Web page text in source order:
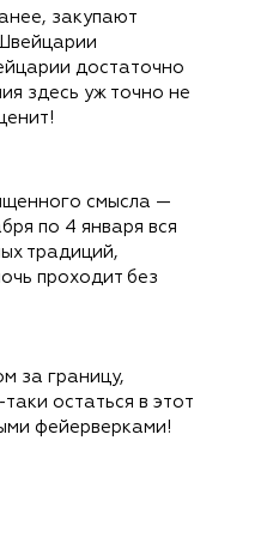
закупают
достаточно
здесь уж точно не
смысла —
по 4 января вся
традиций,
проходит без
за границу,
остаться в этот
фейерверками!